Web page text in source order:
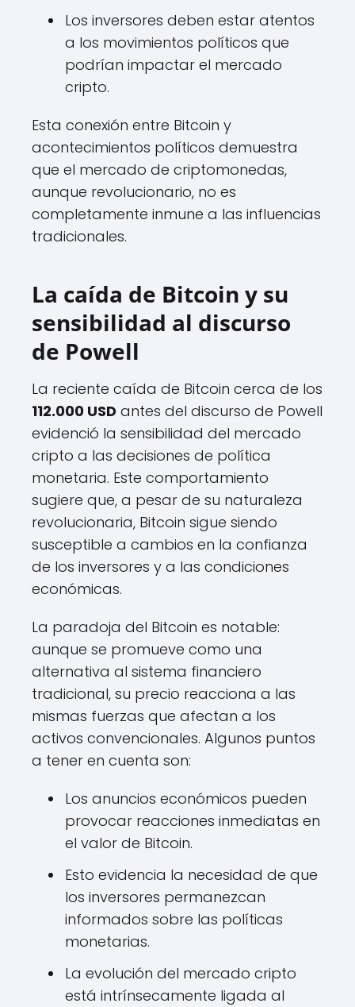
Los inversores deben estar atentos
a los movimientos políticos que
podrían impactar el mercado
cripto.
Esta conexión entre Bitcoin y
acontecimientos políticos demuestra
que el mercado de criptomonedas,
aunque revolucionario, no es
completamente inmune a las influencias
tradicionales.
La caída de Bitcoin y su
sensibilidad al discurso
de Powell
La reciente caída de Bitcoin cerca de los
112.000 USD antes del discurso de Powell
evidenció la sensibilidad del mercado
cripto a las decisiones de política
monetaria. Este comportamiento
sugiere que, a pesar de su naturaleza
revolucionaria, Bitcoin sigue siendo
susceptible a cambios en la confianza
de los inversores y a las condiciones
económicas.
La paradoja del Bitcoin es notable:
aunque se promueve como una
alternativa al sistema financiero
tradicional, su precio reacciona a las
mismas fuerzas que afectan a los
activos convencionales. Algunos puntos
a tener en cuenta son:
Los anuncios económicos pueden
provocar reacciones inmediatas en
el valor de Bitcoin.
Esto evidencia la necesidad de que
los inversores permanezcan
informados sobre las políticas
monetarias.
La evolución del mercado cripto
está intrínsecamente ligada al